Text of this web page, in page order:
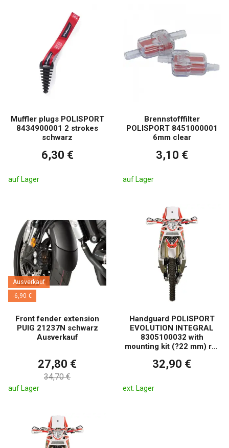
Muffler plugs POLISPORT
8434900001 2 strokes
schwarz
6,30 €
auf Lager
Brennstofffilter
POLISPORT 8451000001
6mm clear
3,10 €
auf Lager
Ausverkauf
-6,90 €
Front fender extension
PUIG 21237N schwarz
Ausverkauf
27,80 €
34,70 €
auf Lager
Handguard POLISPORT
EVOLUTION INTEGRAL
8305100032 with
mounting kit (?22 mm) rot
32,90 €
ext. Lager